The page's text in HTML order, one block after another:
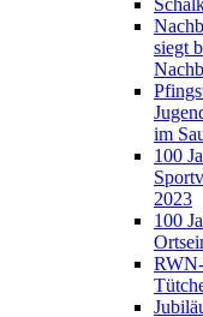
siegt
im
100
2023
100